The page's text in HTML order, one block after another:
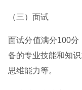
（三）面试
面试分值满分100
备的专业技能和知
思维能力等。